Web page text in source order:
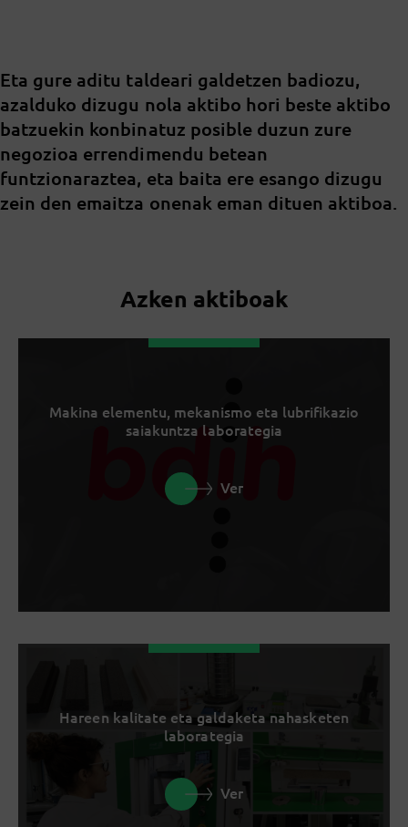
Eta gure aditu taldeari galdetzen badiozu,
azalduko dizugu nola aktibo hori beste aktibo
batzuekin konbinatuz posible duzun zure
negozioa errendimendu betean
funtzionaraztea, eta baita ere esango dizugu
zein den emaitza onenak eman dituen aktiboa.
Azken aktiboak
Makina elementu, mekanismo eta lubrifikazio
saiakuntza laborategia
Ver
Hareen kalitate eta galdaketa nahasketen
laborategia
Ver